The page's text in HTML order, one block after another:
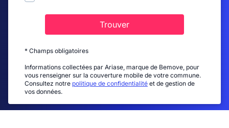
Trouver
* Champs obligatoires
Informations collectées par Ariase, marque de Bemove, pour
vous renseigner sur la couverture mobile de votre commune.
Consultez notre politique de confidentialité et de gestion de
vos données.